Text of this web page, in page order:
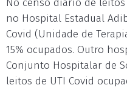
No censo diário de leitos
no Hospital Estadual
Covid (Unidade de
15% ocupados. Outro
Conjunto Hospitalar de
leitos de UTI Covid